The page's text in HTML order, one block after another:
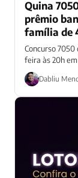
Quina
prêmio
família de
Concurso
feira às 20h
Dabliu